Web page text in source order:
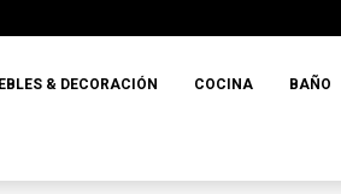
& DECORACIÓN COCINA BAÑO